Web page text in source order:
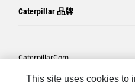
Caterpillar 品牌
Caterpillar.com
联系 Caterpillar
This site uses cookies to